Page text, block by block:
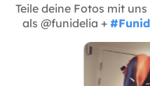
Teile deine Fotos mit uns
als @funidelia +